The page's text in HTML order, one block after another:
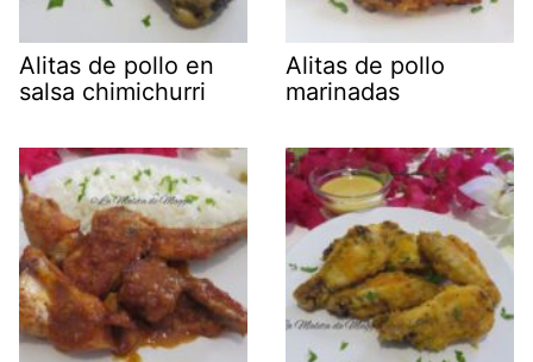
Alitas de pollo en
salsa chimichurri
Alitas de pollo
marinadas